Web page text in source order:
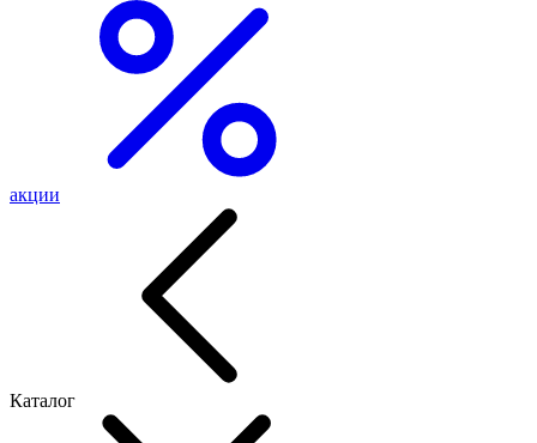
акции
Каталог